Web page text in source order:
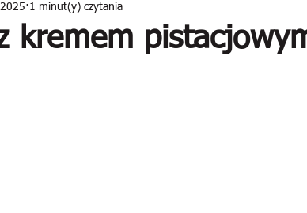
Placuszki i naleśniki
kremem
1 minut(y) czytania